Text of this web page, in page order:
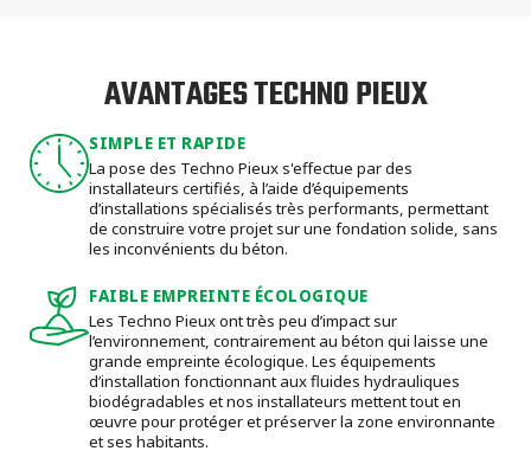
AVANTAGES TECHNO PIEUX
SIMPLE ET RAPIDE
La pose des Techno Pieux s'effectue par des
installateurs certifiés, à l’aide d’équipements
d’installations spécialisés très performants, permettant
de construire votre projet sur une fondation solide, sans
les inconvénients du béton.
FAIBLE EMPREINTE ÉCOLOGIQUE
Les Techno Pieux ont très peu d’impact sur
l’environnement, contrairement au béton qui laisse une
grande empreinte écologique. Les équipements
d’installation fonctionnant aux fluides hydrauliques
biodégradables et nos installateurs mettent tout en
œuvre pour protéger et préserver la zone environnante
et ses habitants.